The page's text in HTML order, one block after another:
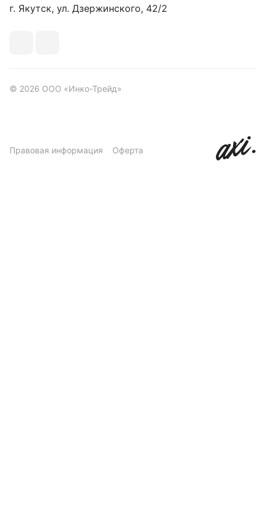
г. Якутск, ул. Дзержинского, 42/2
© 2026 ООО «Инко-Трейд»
Правовая информация Оферта